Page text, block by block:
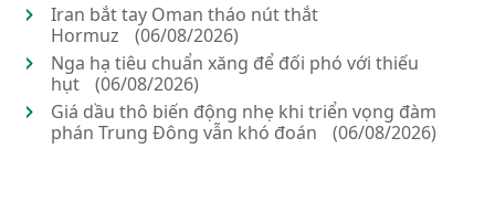
Iran bắt tay Oman tháo nút thắt
Hormuz
(06/08/2026)
Nga hạ tiêu chuẩn xăng để đối phó với thiếu
hụt
(06/08/2026)
Giá dầu thô biến động nhẹ khi triển vọng đàm
phán Trung Đông vẫn khó đoán
(06/08/2026)